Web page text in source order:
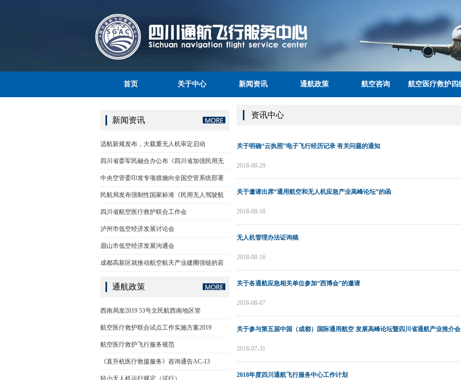
首页 关于中心 新闻资讯 通航政策 航空咨询 航空医疗救护四
新闻资讯
适航新规发布，大载重无人机审定启动
四川省委军民融合办公布《四川省加强民用无
中央空管委印发专项措施向全国空管系统部署
民航局发布强制性国家标准《民用无人驾驶航
四川省航空医疗救护联合工作会
泸州市低空经济发展讨论会
眉山市低空经济发展沟通会
成都高新区就推动航空航天产业建圈强链的若
通航政策
西南局发2019 53号文民航西南地区管
航空医疗救护联合试点工作实施方案2019
航空医疗救护飞行服务规范
《直升机医疗救援服务》咨询通告AC-13
轻小无人机运行规定（试行）
资讯中心
关于明确“云执照”电子飞行经历记录 有关问题的通知
2018-08-29
关于邀请出席“通用航空和无人机应急产业高峰论坛”的函
2018-08-18
无人机管理办法证询稿
2018-08-16
关于各通航应急相关单位参加“西博会”的邀请
2018-08-07
关于参与第五届中国（成都）国际通用航空 发展高峰论坛暨四川省通航产业推介
2018-07-31
2018年度四川通航飞行服务中心工作计划